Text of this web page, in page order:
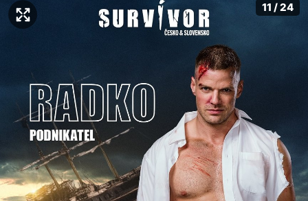
11 / 24